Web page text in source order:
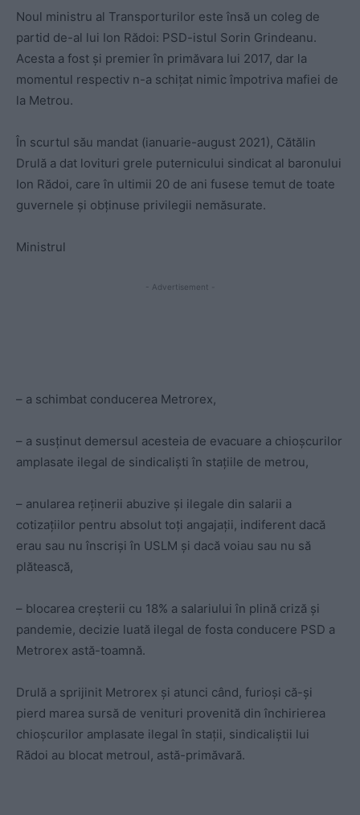
Noul ministru al Transporturilor este însă un coleg de
partid de-al lui Ion Rădoi: PSD-istul Sorin Grindeanu.
Acesta a fost și premier în primăvara lui 2017, dar la
momentul respectiv n-a schițat nimic împotriva mafiei de
la Metrou.
În scurtul său mandat (ianuarie-august 2021), Cătălin
Drulă a dat lovituri grele puternicului sindicat al baronului
Ion Rădoi, care în ultimii 20 de ani fusese temut de toate
guvernele și obținuse privilegii nemăsurate.
Ministrul
- Advertisement -
– a schimbat conducerea Metrorex,
– a susținut demersul acesteia de evacuare a chioșcurilor
amplasate ilegal de sindicaliști în stațiile de metrou,
– anularea reținerii abuzive și ilegale din salarii a
cotizațiilor pentru absolut toți angajații, indiferent dacă
erau sau nu înscriși în USLM și dacă voiau sau nu să
plătească,
– blocarea creșterii cu 18% a salariului în plină criză și
pandemie, decizie luată ilegal de fosta conducere PSD a
Metrorex astă-toamnă.
Drulă a sprijinit Metrorex și atunci când, furioși că-și
pierd marea sursă de venituri provenită din închirierea
chioșcurilor amplasate ilegal în stații, sindicaliștii lui
Rădoi au blocat metroul, astă-primăvară.